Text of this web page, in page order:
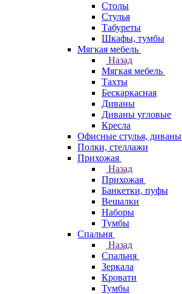
Столы
Стулья
Табуреты
Шкафы, тумбы
Мягкая мебель
Назад
Мягкая мебель
Тахты
Бескаркасная
Диваны
Диваны угловые
Кресла
Офисные стулья, диваны
Полки, стеллажи
Прихожая
Назад
Прихожая
Банкетки, пуфы
Вешалки
Наборы
Тумбы
Спальня
Назад
Спальня
Зеркала
Кровати
Тумбы